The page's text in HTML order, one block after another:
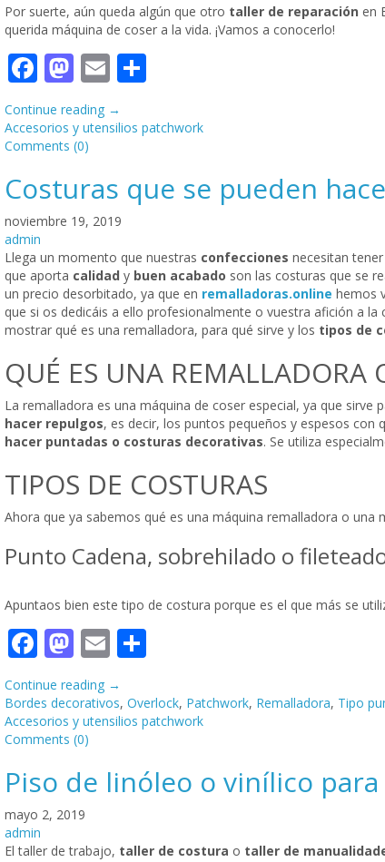
Por suerte, aún queda algún que otro taller de reparación en
querida máquina de coser a la vida. ¡Vamos a conocerlo!
Facebook
Mastodon
Email
Continue reading →
Accesorios y utensilios patchwork
Comments (0)
Costuras que se pueden
noviembre 19, 2019
admin
Llega un momento que nuestras confecciones necesitan
que aporta calidad y buen acabado son las costuras que se
un precio desorbitado, ya que en remalladoras.online hemos
que si os dedicáis a ello profesionalmente o vuestra afición a
mostrar qué es una remalladora, para qué sirve y los tipos de
QUÉ ES UNA REMALLADORA
La remalladora es una máquina de coser especial, ya que sirve
hacer repulgos, es decir, los puntos pequeños y espesos con
hacer puntadas o costuras decorativas. Se utiliza
TIPOS DE COSTURAS
Ahora que ya sabemos qué es una máquina remalladora o
Punto Cadena, sobrehilado o
Apuntaos bien este tipo de costura porque es el que más se
Facebook
Mastodon
Email
Continue reading →
Bordes decorativos, Overlock, Patchwork, Remalladora, Tipo
Accesorios y utensilios patchwork
Comments (0)
Piso de linóleo o vinílico
mayo 2, 2019
admin
El taller de trabajo, taller de costura o taller de